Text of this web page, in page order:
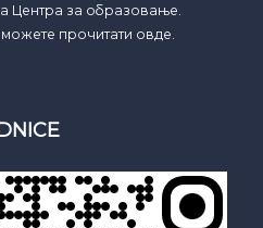
Центра за образовање.
прочитати овде.